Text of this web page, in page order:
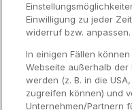
Häufig
Einwilligung zu jeder
widerruf bzw. anpassen.
In einigen Fällen
Webseite außerhalb der
werden (z. B. in die
zugreifen können) und
Unternehmen/Partnern